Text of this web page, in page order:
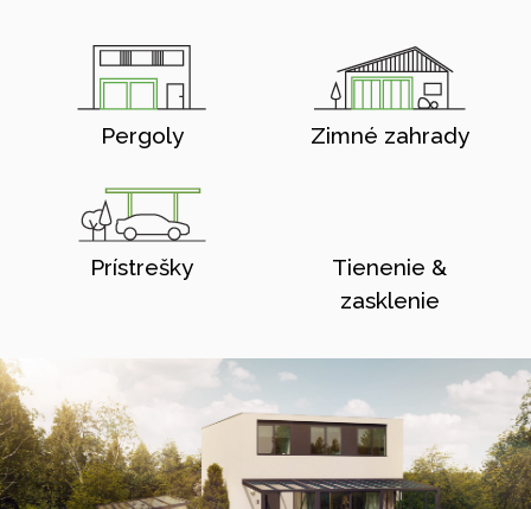
Pergoly Zimné zahrady
Prístrešky
Tienenie &
zasklenie